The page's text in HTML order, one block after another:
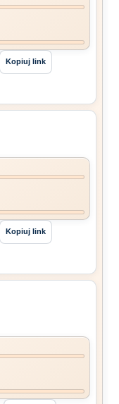
Kopiuj link
Kopiuj link